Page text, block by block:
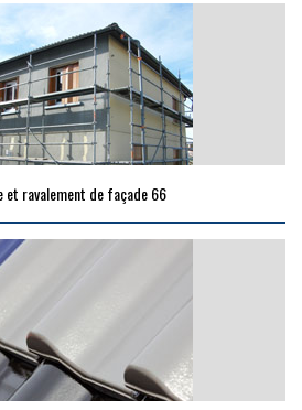
et ravalement de façade 66